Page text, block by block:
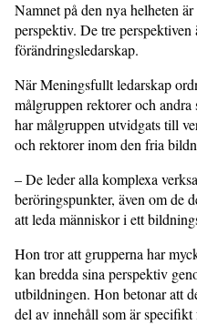
Namnet på den nya helheten
perspek­tiv. De tre
förändringsledarskap.
När Meningsfullt ledarskap
målgruppen rekto­rer och
har målgruppen utvidgats till
och rektorer inom den fria
– De leder alla komplexa
beröringspunk­ter, även om de
att leda människor i ett
Hon tror att grupperna har
kan bredda sina perspektiv
utbildningen. Hon betonar att
del av innehåll som är specifikt